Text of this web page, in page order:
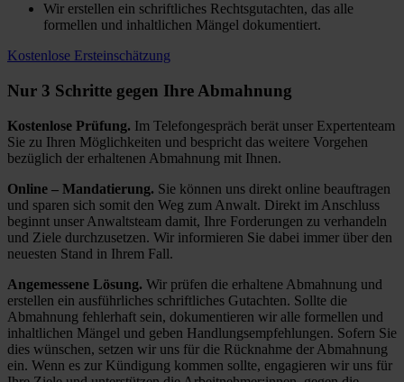
Wir erstellen ein schriftliches Rechtsgutachten, das alle
formellen und inhaltlichen Mängel dokumentiert.
Kostenlose Ersteinschätzung
Nur 3 Schritte gegen Ihre Abmahnung
Kostenlose Prüfung. Im Telefongespräch berät unser Expertenteam
Sie zu Ihren Möglichkeiten und bespricht das weitere Vorgehen
bezüglich der erhaltenen Abmahnung mit Ihnen.
Online – Mandatierung. Sie können uns direkt online beauftragen
und sparen sich somit den Weg zum Anwalt. Direkt im Anschluss
beginnt unser Anwaltsteam damit, Ihre Forderungen zu verhandeln
und Ziele durchzusetzen. Wir informieren Sie dabei immer über den
neuesten Stand in Ihrem Fall.
Angemessene Lösung. Wir prüfen die erhaltene Abmahnung und
erstellen ein ausführliches schriftliches Gutachten. Sollte die
Abmahnung fehlerhaft sein, dokumentieren wir alle formellen und
inhaltlichen Mängel und geben Handlungsempfehlungen. Sofern Sie
dies wünschen, setzen wir uns für die Rücknahme der Abmahnung
ein. Wenn es zur Kündigung kommen sollte, engagieren wir uns für